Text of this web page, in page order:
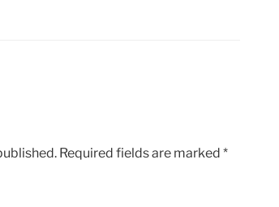
Required fields are marked *